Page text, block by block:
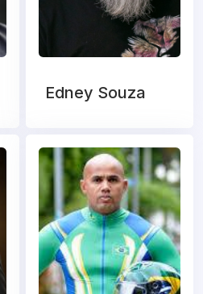
Edney Souza